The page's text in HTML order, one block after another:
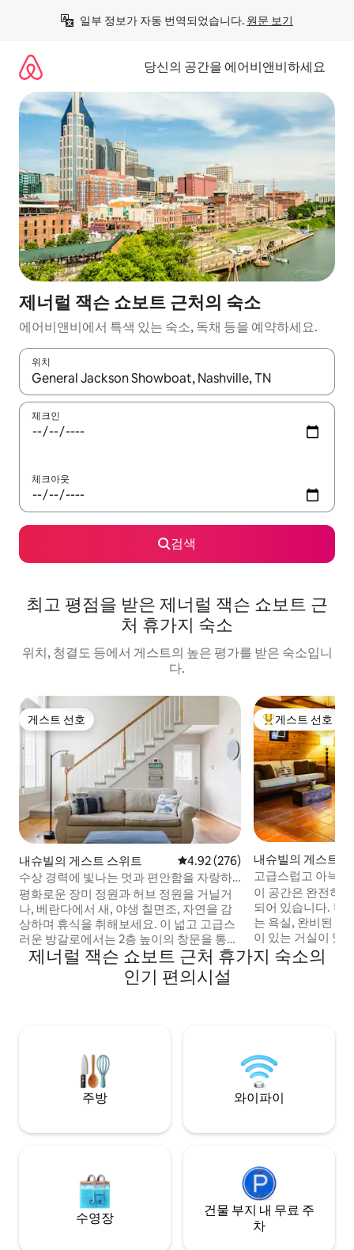
일부 정보가 자동 번역되었습니다. 원문 보기
당신의 공간을 에어비앤비하세요
제너럴 잭슨 쇼보트 근처의 숙소
에어비앤비에서 특색 있는 숙소, 독채 등을 예약하세요.
위치
결과가 나오면 위·아래 화살표 키를 사용하거나 터치 또는 스와이
체크인
체크아웃
검색
최고 평점을 받은 제너럴 잭슨 쇼보트 근
처 휴가지 숙소
위치, 청결도 등에서 게스트의 높은 평가를 받은 숙소입니
다.
게스트 선호
게스트 선호
내슈빌의 게스트 스위트 평점 4.92점(5점 만점), 후기 276
4.92 (276)
수상 경력에 빛나는 멋과 편안함을 자랑하
는 멋진 샬레 휴양지
평화로운 장미 정원과 허브 정원을 거닐거
나, 베란다에서 새, 야생 칠면조, 자연을 감
상하며 휴식을 취해보세요. 이 넓고 고급스
러운 방갈로에서는 2층 높이의 창문을 통해
컴벌랜드강 계곡의 전망을 감상할 수 있습
니다. 고급 주방에서 식사를 즐기고 자쿠지
욕조에 몸을 담그고 휴식을 취해보세요. 불
취하고 높이 솟은 2층 창문을 통해 전망을
감상하면서 고급스러운 느낌을 받으실 수
로와 같습니다. *** • 아늑하고 밝고 쾌적하
밝은 조명이 있는 노상 주차장이 많이 있습
버시 보장 • 무료 와이파이 ***거실 공간*** •
전망을 감상할 수 있는 2층 창문 • 넓은 500
상위 게스트 선호
게스트 선호
내슈빌의 게스트용
고급스럽고 아늑
이 공간은 완전히
되어 있습니다. 킹
는 욕실, 완비된 주
이 있는 거실이 있
보가 있는 아치형
낌을 줍니다. 바닥
로 덮여 있으며 컴
록 거리에 있습니
져 있는 듯한 느낌
밀스톨스 앤 다운
대중교통이 불과
만, 저희 숙소는 어
니다. 12세 미만 어
려동물 동반 불가
끼쳐 죄송합니다.
제너럴 잭슨 쇼보트 근처 휴가지 숙소의
인기 편의시설
주방 와이파이
수영장
건물 부지 내 무료 주
차